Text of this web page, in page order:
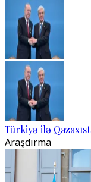
Türkiyə ilə
Araşdırma